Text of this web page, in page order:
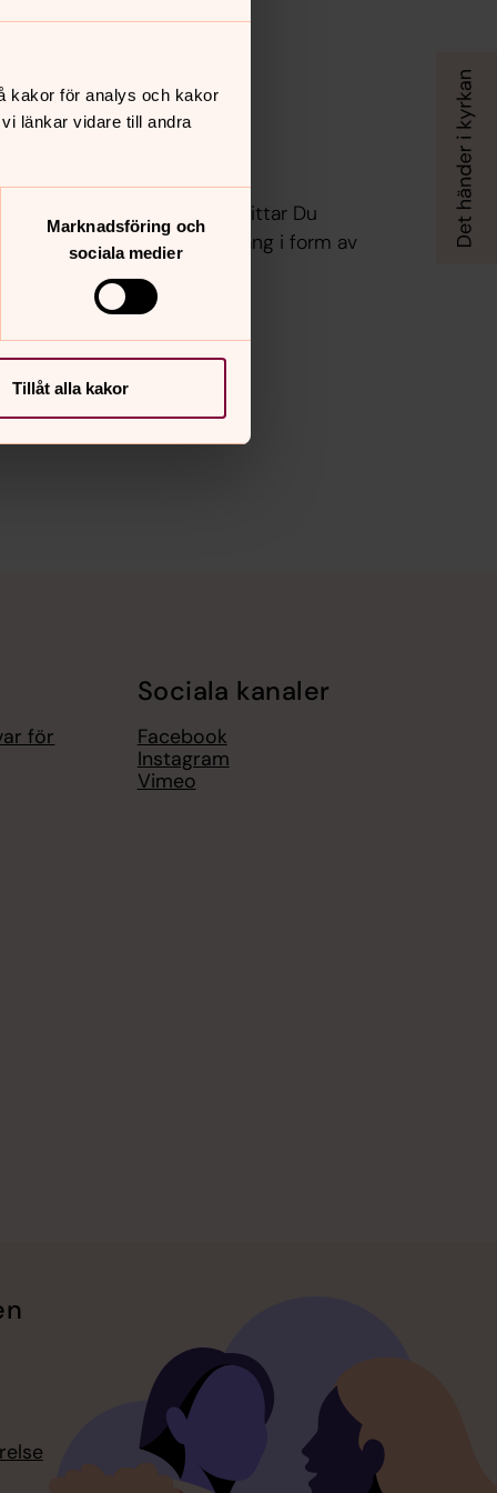
kakor för analys och kakor
länkar vidare till andra
Marknadsföring och
sociala medier
Tillåt alla kakor
nu
församling. Här hittar Du
och allt som är på gång i form av
för
Sociala kanaler
Facebook
Instagram
Vimeo